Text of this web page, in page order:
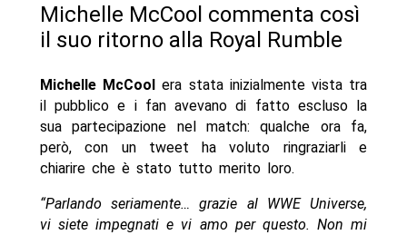
Michelle McCool commenta così
il suo ritorno alla Royal Rumble
Michelle McCool era stata inizialmente vista tra
il pubblico e i fan avevano di fatto escluso la
sua partecipazione nel match: qualche ora fa,
però, con un tweet ha voluto ringraziarli e
chiarire che è stato tutto merito loro.
“Parlando seriamente… grazie al WWE Universe,
vi siete impegnati e vi amo per questo. Non mi